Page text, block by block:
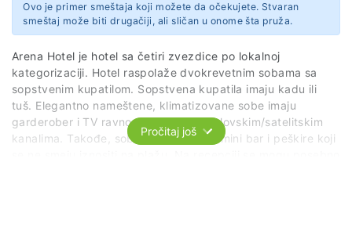
Ovo je primer smeštaja koji možete da očekujete. Stvaran
smeštaj može biti drugačiji, ali sličan u onome šta pruža.
Arena Hotel je hotel sa četiri zvezdice po lokalnoj
kategorizaciji. Hotel raspolaže dvokrevetnim sobama sa
sopstvenim kupatilom. Sopstvena kupatila imaju kadu ili
tuš. Elegantno nameštene, klimatizovane sobe imaju
garderober i TV ravnog ekrana sa kablovskim/satelitskim
kanalima. Takođe, sobe poseduju sef, mini bar i peškire koji
Pročitaj još